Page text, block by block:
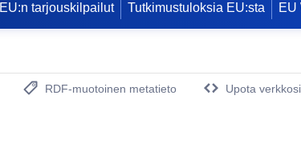
EU:n tarjouskilpailut Tutkimustuloksia EU:sta EU
RDF-muotoinen metatieto
Upota